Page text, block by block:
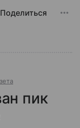
Поделиться
пик